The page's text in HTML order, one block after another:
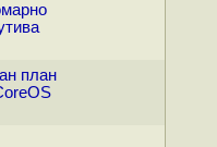
план